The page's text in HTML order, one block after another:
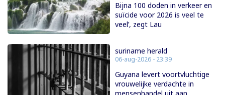
Bijna 100 doden in verkeer en
suïcide voor 2026 is veel te
veel’, zegt Lau
suriname herald
06-aug-2026 - 23:39
Guyana levert voortvluchtige
vrouwelijke verdachte in